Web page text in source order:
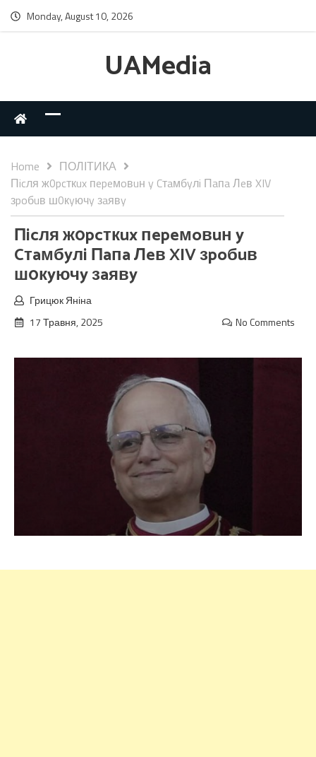
Monday, August 10, 2026
UAMedia
Home
ПОЛІТИКА
Пicля ж0pcткux пepeмoвuн y Cтaмбyлi Пaпa Лeв XIV
зpoбuв ш0кyючy зaявy
Пicля ж0pcткux пepeмoвuн y
Cтaмбyлi Пaпa Лeв XIV зpoбuв
ш0кyючy зaявy
Грицюк Яніна
17 Травня, 2025
No Comments